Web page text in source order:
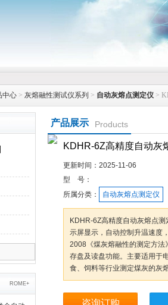
中心 > 灰熔融性测试仪系列 > 自动灰熔点测定仪 >
ROME+
产品展示 Products
KDHR-6Z高精度自动灰
更新时间： 2025-11-06
型 号：
所属分类：
自动灰熔点测定仪
KDHR-6Z高精度自动灰熔点
示屏显示，自动控制升温速度
2008《煤灰熔融性的测定方
存盘及读盘功能。主要适用于
食、饲料等行业测定煤灰的灰
咨询订购